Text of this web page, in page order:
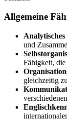
Allgemeine
Analytisches
und
Fähigkeit, die
gleichzeitig